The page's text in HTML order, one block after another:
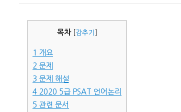
자
목차 감추기
1 개요
2 문제
3 문제 해설
4 2020 5급 PSAT 언어논리
5 관련 문서